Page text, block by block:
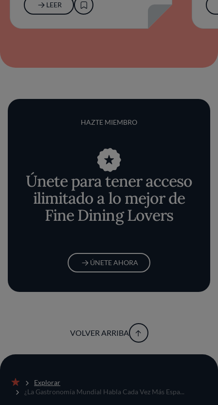
LEER
HAZTE MIEMBRO
Únete para tener acceso
ilimitado a lo mejor de
Fine Dining Lovers
ÚNETE AHORA
VOLVER ARRIBA
Inicio
Explorar
¿La Gastronomía Mundial Habla Cada Vez Más Espa...